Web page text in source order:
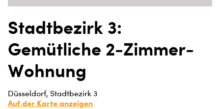
Stadtbezirk 3:
Gemütliche 2-Zimmer-
Wohnung
Düsseldorf, Stadtbezirk 3
Auf der Karte anzeigen